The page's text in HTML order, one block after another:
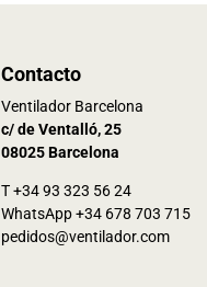
Contacto
Ventilador Barcelona
c/ de Ventalló, 25
08025 Barcelona
T +34 93 323 56 24
WhatsApp +34 678 703 715
pedidos@ventilador.com